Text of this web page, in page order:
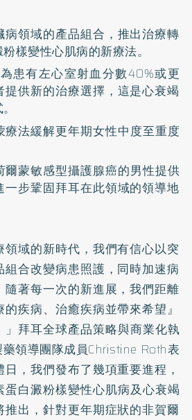
領域的產品組合， 推出治療轉
樣變性心肌病的新療法。
患有左心室射血分數40%或更
提供新的治療選擇，這是心衰竭
療法緩解更年期女性中度至重度
爾蒙敏感型攝護腺癌的男性提供
一步鞏固拜耳在此領域的領導地
領域的新時代， 我們有信心以突
合改變病患照護， 同時加速病
隨著每一次的新進展，我們距離
疾病、治癒疾病並帶來希望』
」拜耳全球產品策略與商業化執
領導團隊成員Christine Roth表
，我們發布了幾項重要進程，
白澱粉樣變性心肌病及心衰竭
推出，針對更年期症狀的非賀爾